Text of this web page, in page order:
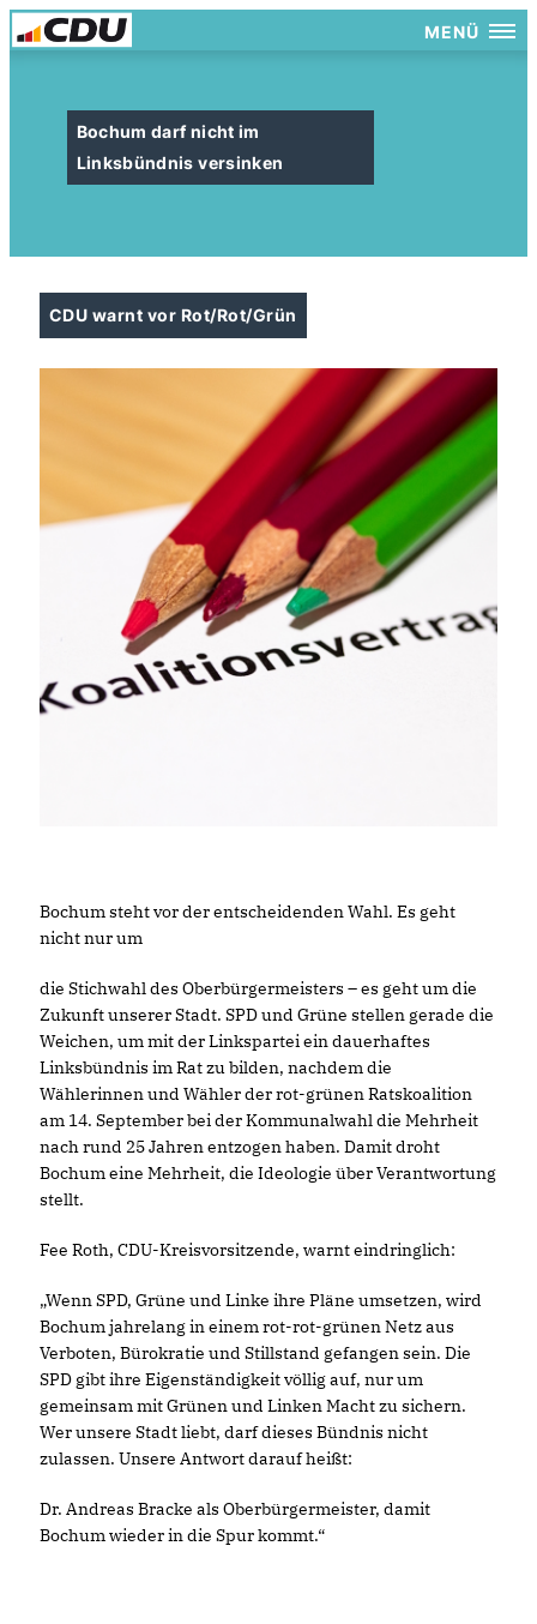
MENÜ
Bochum darf nicht im
Linksbündnis versinken
CDU warnt vor Rot/Rot/Grün
Bochum steht vor der entscheidenden Wahl. Es geht
nicht nur um
die Stichwahl des Oberbürgermeisters – es geht um die
Zukunft unserer Stadt. SPD und Grüne stellen gerade die
Weichen, um mit der Linkspartei ein dauerhaftes
Linksbündnis im Rat zu bilden, nachdem die
Wählerinnen und Wähler der rot-grünen Ratskoalition
am 14. September bei der Kommunalwahl die Mehrheit
nach rund 25 Jahren entzogen haben. Damit droht
Bochum eine Mehrheit, die Ideologie über Verantwortung
stellt.
Fee Roth, CDU-Kreisvorsitzende, warnt eindringlich:
Wenn SPD, Grüne und Linke ihre Pläne umsetzen, wird
Bochum jahrelang in einem rot-rot-grünen Netz aus
Verboten, Bürokratie und Stillstand gefangen sein. Die
SPD gibt ihre Eigenständigkeit völlig auf, nur um
gemeinsam mit Grünen und Linken Macht zu sichern.
Wer unsere Stadt liebt, darf dieses Bündnis nicht
zulassen. Unsere Antwort darauf heißt:
Dr. Andreas Bracke als Oberbürgermeister, damit
Bochum wieder in die Spur kommt.“